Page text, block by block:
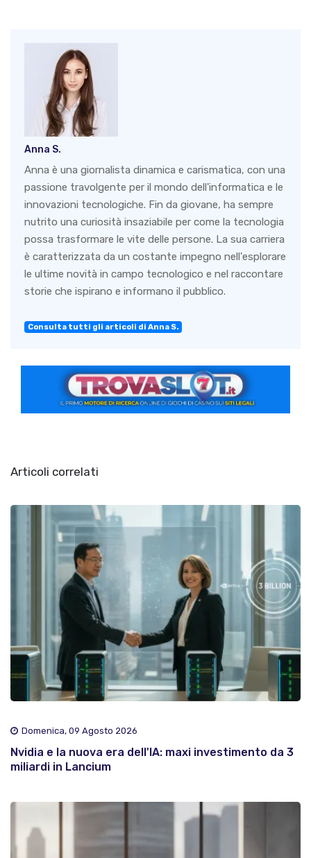
Anna S.
Anna è una giornalista dinamica e carismatica, con una
passione travolgente per il mondo dell'informatica e le
innovazioni tecnologiche. Fin da giovane, ha sempre
nutrito una curiosità insaziabile per come la tecnologia
possa trasformare le vite delle persone. La sua carriera
è caratterizzata da un costante impegno nell'esplorare
le ultime novità in campo tecnologico e nel raccontare
storie che ispirano e informano il pubblico.
Consulta tutti gli articoli di Anna S.
Articoli correlati
Domenica, 09 Agosto 2026
Nvidia e la nuova era dell'IA: maxi investimento da 3
miliardi in Lancium